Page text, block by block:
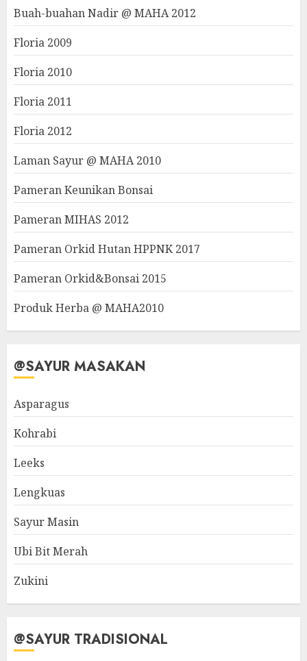
Buah-buahan Nadir @ MAHA 2012
Floria 2009
Floria 2010
Floria 2011
Floria 2012
Laman Sayur @ MAHA 2010
Pameran Keunikan Bonsai
Pameran MIHAS 2012
Pameran Orkid Hutan HPPNK 2017
Pameran Orkid&Bonsai 2015
Produk Herba @ MAHA2010
@SAYUR MASAKAN
Asparagus
Kohrabi
Leeks
Lengkuas
Sayur Masin
Ubi Bit Merah
Zukini
@SAYUR TRADISIONAL